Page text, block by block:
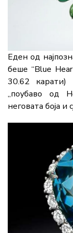
Еден од
беше “Blue
30.62 карати)
„поубаво од
неговата боја и